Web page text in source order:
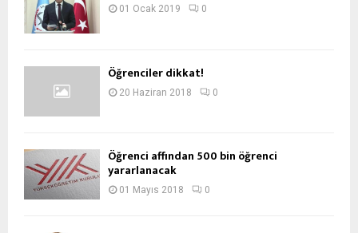
01 Ocak 2019 0
Öğrenciler dikkat!
20 Haziran 2018 0
Öğrenci affından 500 bin öğrenci
yararlanacak
01 Mayıs 2018 0